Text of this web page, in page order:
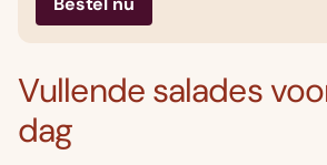
Vullende salades
dag